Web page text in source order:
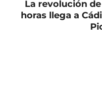
La revolución
horas llega a